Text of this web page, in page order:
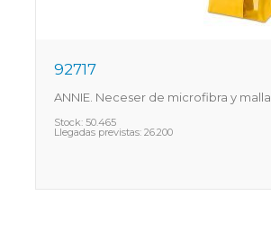
92717
ANNIE. Neceser de microfibra y malla
Stock: 50.465
Llegadas previstas: 26.200